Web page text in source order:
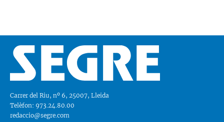
Carrer del Riu, nº 6, 25007, Lleida
Telèfon: 973.24.80.00
redaccio@segre.com